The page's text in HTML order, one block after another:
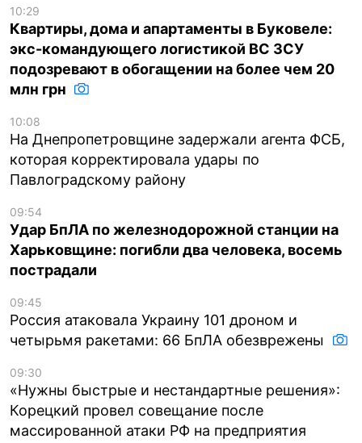
10:29
Квартиры, дома и апартаменты в Буковеле:
экс-командующего логистикой ВС ЗСУ
подозревают в обогащении на более чем 20
млн грн
10:08
На Днепропетровщине задержали агента ФСБ,
которая корректировала удары по
Павлоградскому району
09:54
Удар БпЛА по железнодорожной станции на
Харьковщине: погибли два человека, восемь
пострадали
09:45
Россия атаковала Украину 101 дроном и
четырьмя ракетами: 66 БпЛА обезврежены
09:30
«Нужны быстрые и нестандартные решения»:
Корецкий провел совещание после
массированной атаки РФ на предприятия